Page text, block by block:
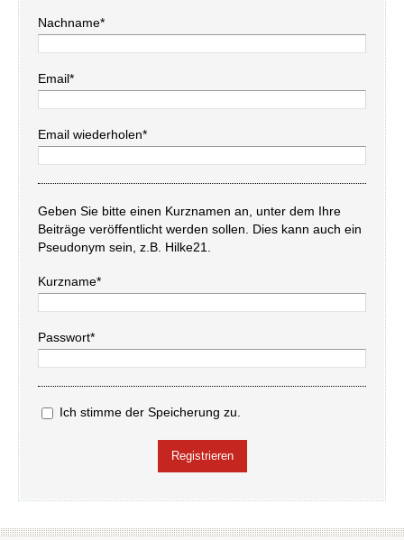
Nachname*
Email*
Email wiederholen*
Geben Sie bitte einen Kurznamen an, unter dem Ihre
Beiträge veröffentlicht werden sollen. Dies kann auch ein
Pseudonym sein, z.B. Hilke21.
Kurzname*
Passwort*
Ich stimme der Speicherung zu.